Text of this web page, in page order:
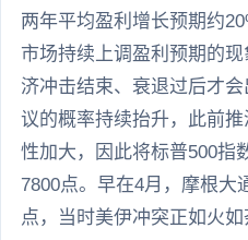
两年平均盈利增长预期约
市场持续上调盈利预期的
济冲击结束、衰退过后才
议的概率持续抬升，此前
性加大，因此将标普500指
7800点。早在4月，摩根大
点，当时美伊冲突正如火如